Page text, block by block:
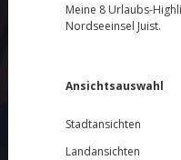
Meine 8 Urlaubs-
Nordseeinsel Juist.
Ansichtsauswahl
Stadtansichten
Landansichten